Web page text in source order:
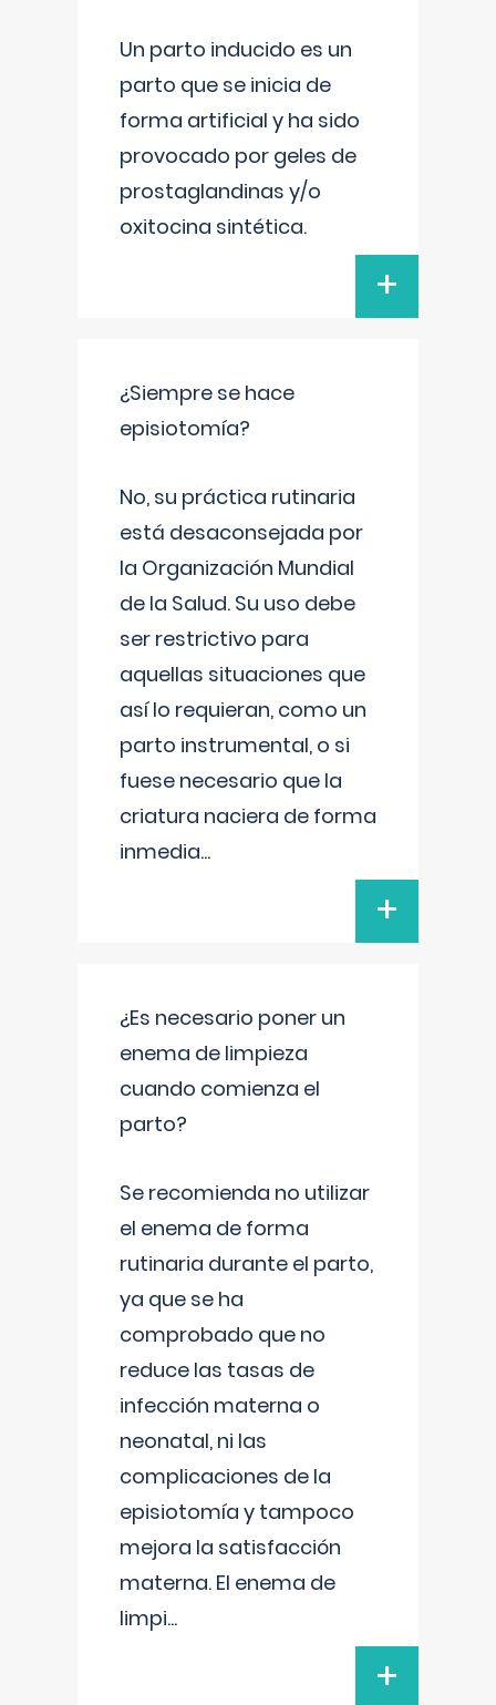
Un parto inducido es un
parto que se inicia de
forma artificial y ha sido
provocado por geles de
prostaglandinas y/o
oxitocina sintética.
+
¿Siempre se hace
episiotomía?
No, su práctica rutinaria
está desaconsejada por
la Organización Mundial
de la Salud. Su uso debe
ser restrictivo para
aquellas situaciones que
así lo requieran, como un
parto instrumental, o si
fuese necesario que la
criatura naciera de forma
inmedia...
+
¿Es necesario poner un
enema de limpieza
cuando comienza el
parto?
Se recomienda no utilizar
el enema de forma
rutinaria durante el parto,
ya que se ha
comprobado que no
reduce las tasas de
infección materna o
neonatal, ni las
complicaciones de la
episiotomía y tampoco
mejora la satisfacción
materna. El enema de
limpi...
+